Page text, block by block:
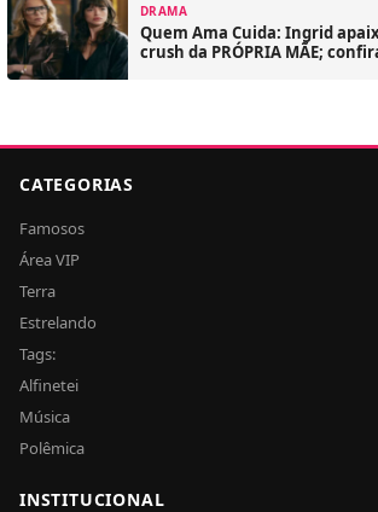
DRAMA
Quem Ama Cuida: Ingrid
crush da PRÓPRIA MÃE;
CATEGORIAS
Famosos
Área VIP
Terra
Estrelando
Tags:
Alfinetei
Música
Polêmica
INSTITUCIONAL